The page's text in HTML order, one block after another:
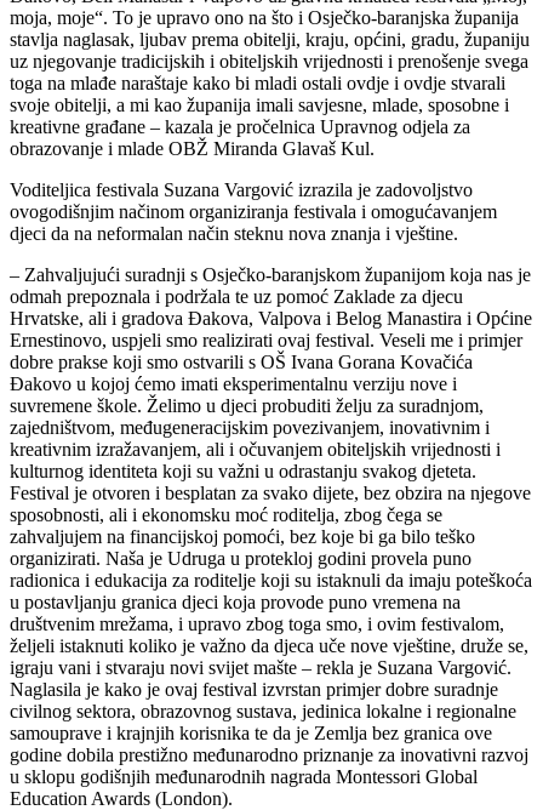
moja, moje“. To je upravo ono na što i Osječko-baranjska županija
stavlja naglasak, ljubav prema obitelji, kraju, općini, gradu, županiju
uz njegovanje tradicijskih i obiteljskih vrijednosti i prenošenje svega
toga na mlađe naraštaje kako bi mladi ostali ovdje i ovdje stvarali
svoje obitelji, a mi kao županija imali savjesne, mlade, sposobne i
kreativne građane – kazala je pročelnica Upravnog odjela za
obrazovanje i mlade OBŽ Miranda Glavaš Kul.
Voditeljica festivala Suzana Vargović izrazila je zadovoljstvo
ovogodišnjim načinom organiziranja festivala i omogućavanjem
djeci da na neformalan način steknu nova znanja i vještine.
– Zahvaljujući suradnji s Osječko-baranjskom županijom koja nas je
odmah prepoznala i podržala te uz pomoć Zaklade za djecu
Hrvatske, ali i gradova Đakova, Valpova i Belog Manastira i Općine
Ernestinovo, uspjeli smo realizirati ovaj festival. Veseli me i primjer
dobre prakse koji smo ostvarili s OŠ Ivana Gorana Kovačića
Đakovo u kojoj ćemo imati eksperimentalnu verziju nove i
suvremene škole. Želimo u djeci probuditi želju za suradnjom,
zajedništvom, međugeneracijskim povezivanjem, inovativnim i
kreativnim izražavanjem, ali i očuvanjem obiteljskih vrijednosti i
kulturnog identiteta koji su važni u odrastanju svakog djeteta.
Festival je otvoren i besplatan za svako dijete, bez obzira na njegove
sposobnosti, ali i ekonomsku moć roditelja, zbog čega se
zahvaljujem na financijskoj pomoći, bez koje bi ga bilo teško
organizirati. Naša je Udruga u protekloj godini provela puno
radionica i edukacija za roditelje koji su istaknuli da imaju poteškoća
u postavljanju granica djeci koja provode puno vremena na
društvenim mrežama, i upravo zbog toga smo, i ovim festivalom,
željeli istaknuti koliko je važno da djeca uče nove vještine, druže se,
igraju vani i stvaraju novi svijet mašte – rekla je Suzana Vargović.
Naglasila je kako je ovaj festival izvrstan primjer dobre suradnje
civilnog sektora, obrazovnog sustava, jedinica lokalne i regionalne
samouprave i krajnjih korisnika te da je Zemlja bez granica ove
godine dobila prestižno međunarodno priznanje za inovativni razvoj
u sklopu godišnjih međunarodnih nagrada Montessori Global
Education Awards (London).